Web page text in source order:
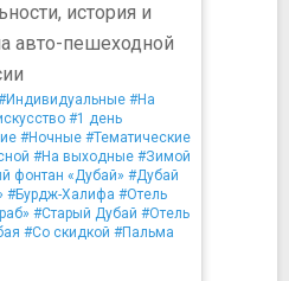
история и
авто-пешеходной
#На
#1 день
#Ночные #Тематические
#На выходные #Зимой
фонтан «Дубай» #Дубай
#Бурдж-Халифа #Отель
#Старый Дубай #Отель
#Со скидкой #Пальма